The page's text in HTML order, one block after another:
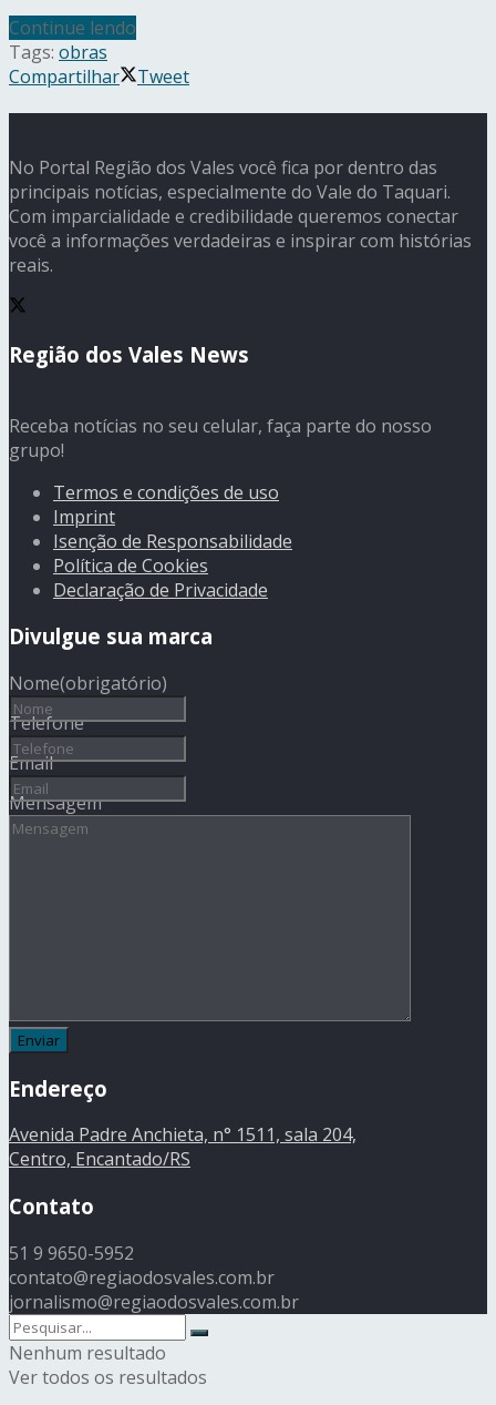
Continue lendo
Tags: obras
Compartilhar
Tweet
No Portal Região dos Vales você fica por dentro das
principais notícias, especialmente do Vale do Taquari.
Com imparcialidade e credibilidade queremos conectar
você a informações verdadeiras e inspirar com histórias
reais.
Região dos Vales News
Receba notícias no seu celular, faça parte do nosso
grupo!
Termos e condições de uso
Imprint
Isenção de Responsabilidade
Política de Cookies
Declaração de Privacidade
Divulgue sua marca
Nome(obrigatório)
Telefone
Email
Mensagem
Endereço
Avenida Padre Anchieta, n° 1511, sala 204,
Centro, Encantado/RS
Contato
51 9 9650-5952
contato@regiaodosvales.com.br
jornalismo@regiaodosvales.com.br
Nenhum resultado
Ver todos os resultados